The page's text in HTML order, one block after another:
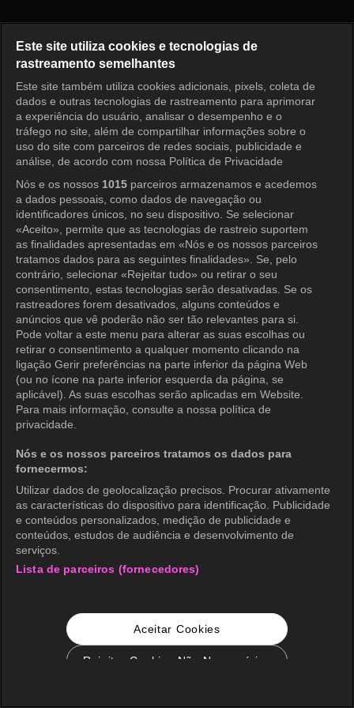
Entrar
Este site utiliza cookies e tecnologias de
rastreamento semelhantes
Este site também utiliza cookies adicionais, pixels, coleta de
dados e outras tecnologias de rastreamento para aprimorar
a experiência do usuário, analisar o desempenho e o
tráfego no site, além de compartilhar informações sobre o
uso do site com parceiros de redes sociais, publicidade e
análise, de acordo com nossa Política de Privacidade
Nós e os nossos 1015 parceiros armazenamos e acedemos
a dados pessoais, como dados de navegação ou
identificadores únicos, no seu dispositivo. Se selecionar
«Aceito», permite que as tecnologias de rastreio suportem
as finalidades apresentadas em «Nós e os nossos parceiros
tratamos dados para as seguintes finalidades». Se, pelo
contrário, selecionar «Rejeitar tudo» ou retirar o seu
consentimento, estas tecnologias serão desativadas. Se os
rastreadores forem desativados, alguns conteúdos e
anúncios que vê poderão não ser tão relevantes para si.
Pode voltar a este menu para alterar as suas escolhas ou
retirar o consentimento a qualquer momento clicando na
ligação Gerir preferências na parte inferior da página Web
(ou no ícone na parte inferior esquerda da página, se
aplicável). As suas escolhas serão aplicadas em Website.
Para mais informação, consulte a nossa política de
privacidade.
Nós e os nossos parceiros tratamos os dados para
fornecermos:
Utilizar dados de geolocalização precisos. Procurar ativamente
as características do dispositivo para identificação. Publicidade
e conteúdos personalizados, medição de publicidade e
conteúdos, estudos de audiência e desenvolvimento de
serviços.
Lista de parceiros (fornecedores)
Aceitar Cookies
Rejeitar Cookies Não Necessários